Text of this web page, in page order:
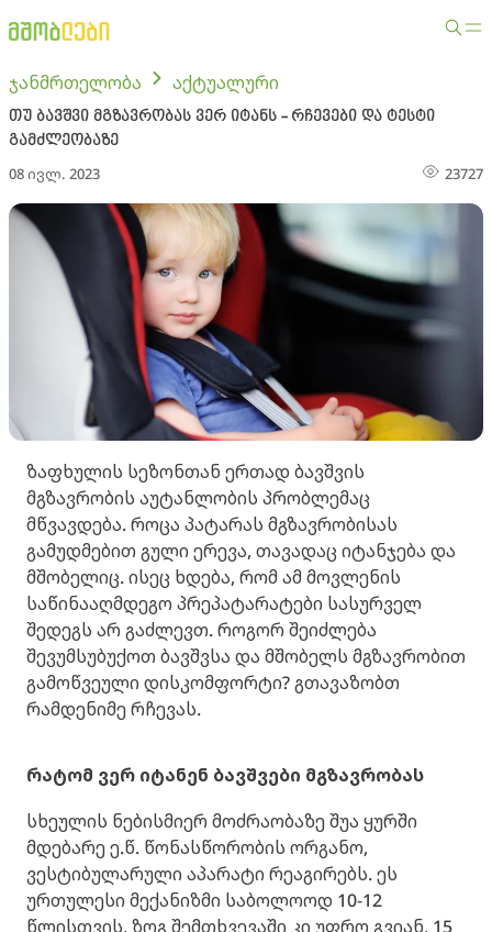
ჯანმრთელობა აქტუალური
თუ ბავშვი მგზავრობას ვერ იტანს - რჩევები და ტესტი
გამძლეობაზე
08 ივლ. 2023 23727
ზაფხულის სეზონთან ერთად ბავშვის
მგზავრობის აუტანლობის პრობლემაც
მწვავდება. როცა პატარას მგზავრობისას
გამუდმებით გული ერევა, თავადაც იტანჯება და
მშობელიც. ისეც ხდება, რომ ამ მოვლენის
საწინააღმდეგო პრეპატარატები სასურველ
შედეგს არ გაძლევთ. როგორ შეიძლება
შევუმსუბუქოთ ბავშვსა და მშობელს მგზავრობით
გამოწვეული დისკომფორტი? გთავაზობთ
რამდენიმე რჩევას.
რატომ ვერ იტანენ ბავშვები მგზავრობას
სხეულის ნებისმიერ მოძრაობაზე შუა ყურში
მდებარე ე.წ. წონასწორობის ორგანო,
ვესტიბულარული აპარატი რეაგირებს. ეს
ურთულესი მექანიზმი საბოლოოდ 10-12
წლისთვის, ზოგ შემთხვევაში კი უფრო გვიან, 15